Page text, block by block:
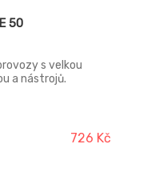
50
s velkou
a nástrojů.
726 Kč